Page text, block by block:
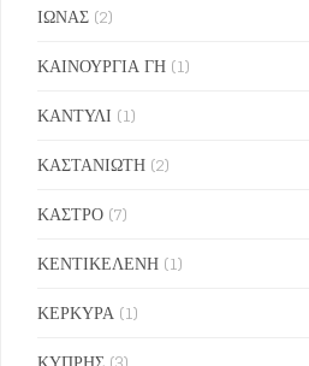
ΙΩΝΑΣ (2)
ΚΑΙΝΟΥΡΓΙΑ ΓΗ (1)
ΚΑΝΤΥΛΙ (1)
ΚΑΣΤΑΝΙΩΤΗ (2)
ΚΑΣΤΡΟ (7)
ΚΕΝΤΙΚΕΛΕΝΗ (1)
ΚΕΡΚΥΡΑ (1)